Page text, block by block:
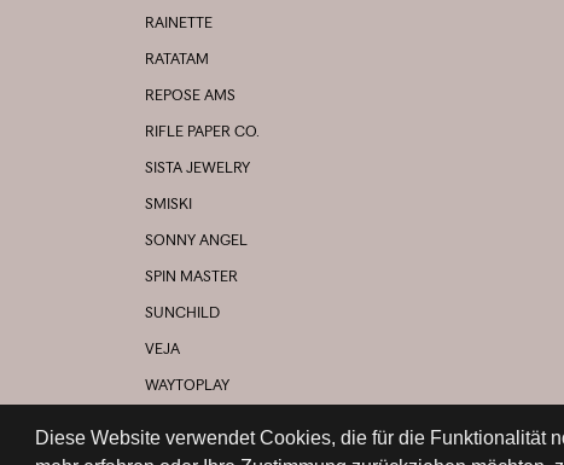
Diese Website verwendet Cookies, die für die Funktionalität
RAINETTE
RATATAM
REPOSE AMS
RIFLE PAPER CO.
SISTA JEWELRY
SMISKI
SONNY ANGEL
SPIN MASTER
SUNCHILD
VEJA
WAYTOPLAY
UND VIELE MEHR...